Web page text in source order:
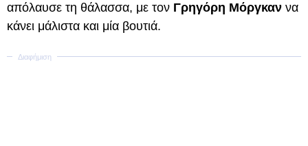
απόλαυσε τη θάλασσα, με τον Γρηγόρη Μόργκαν να
κάνει μάλιστα και μία βουτιά.